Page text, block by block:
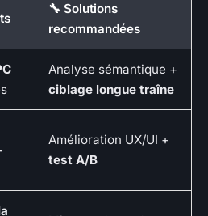
🔧 Solutions
recommandées
Analyse sémantique +
ciblage longue traîne
Amélioration UX/UI +
test A/B